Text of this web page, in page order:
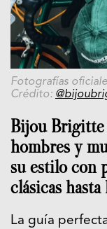
Fotografías
Crédito:
Bijou Brigitte
hombres y
su estilo con
clásicas hasta
La guía